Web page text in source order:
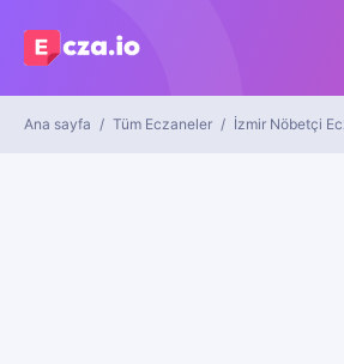
Ana sayfa Tüm Eczaneler İzmir Nöbetçi